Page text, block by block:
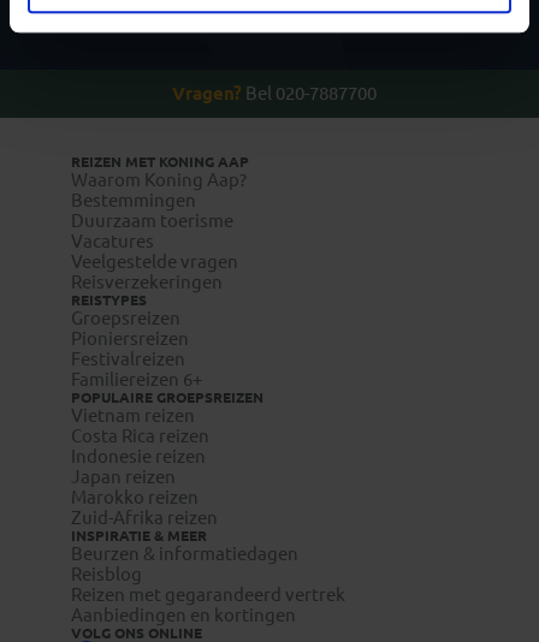
Vragen? Bel 020-7887700
REIZEN MET KONING AAP
Waarom Koning Aap?
Bestemmingen
Duurzaam toerisme
Vacatures
Veelgestelde vragen
Reisverzekeringen
REISTYPES
Groepsreizen
Pioniersreizen
Festivalreizen
Familiereizen 6+
POPULAIRE GROEPSREIZEN
Vietnam reizen
Costa Rica reizen
Indonesie reizen
Japan reizen
Marokko reizen
Zuid-Afrika reizen
INSPIRATIE & MEER
Beurzen & informatiedagen
Reisblog
Reizen met gegarandeerd vertrek
Aanbiedingen en kortingen
VOLG ONS ONLINE